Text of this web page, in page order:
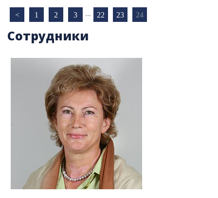
< 1 2 3 ... 22 23 24
Сотрудники